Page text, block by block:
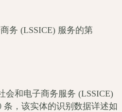
务 (LSSICE) 服务的第
会和电子商务服务 (LSSICE)
条，该实体的识别数据详述如